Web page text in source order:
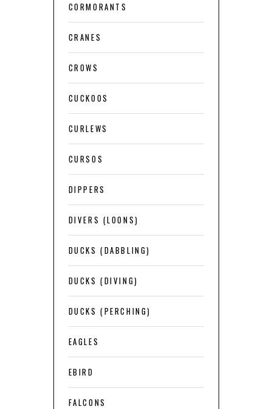
CORMORANTS
CRANES
CROWS
CUCKOOS
CURLEWS
CURSOS
DIPPERS
DIVERS (LOONS)
DUCKS (DABBLING)
DUCKS (DIVING)
DUCKS (PERCHING)
EAGLES
EBIRD
FALCONS